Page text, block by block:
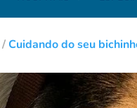
/Cuidando do seu